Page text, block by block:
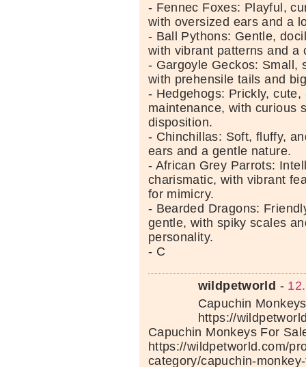
- Fennec Foxes: Playful,
with oversized ears and a
- Ball Pythons: Gentle,
with vibrant patterns and a
- Gargoyle Geckos: Small,
with prehensile tails and
- Hedgehogs: Prickly, cute,
maintenance, with curious
disposition.
- Chinchillas: Soft, fluffy,
ears and a gentle nature.
- African Grey Parrots:
charismatic, with vibrant
for mimicry.
- Bearded Dragons:
gentle, with spiky scales
personality.
- C
wildpetworld -
Capuchin
https://
Capuchin Monkeys For
https://wildpetworld.com/
category/capuchin-